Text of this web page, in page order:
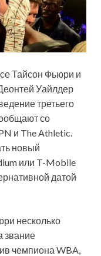
Тайсон Фьюри и
Уайлдер
третьего
со
и The Athletic.
новый
или T-Mobile
датой
несколько
звание
чемпиона WBA,